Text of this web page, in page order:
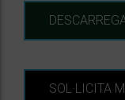
SOL·LICITA